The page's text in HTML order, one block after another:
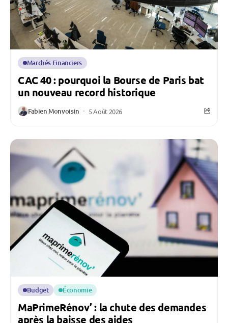
Marchés Financiers
CAC 40 : pourquoi la Bourse de Paris bat
un nouveau record historique
Fabien Monvoisin 5 Août 2026
Budget Économie
MaPrimeRénov’ : la chute des demandes
après la baisse des aides